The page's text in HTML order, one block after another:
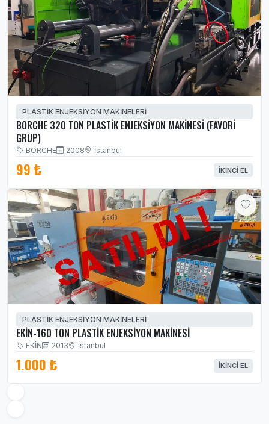
PLASTİK ENJEKSİYON MAKİNELERİ
BORCHE 320 TON PLASTİK ENJEKSİYON MAKİNESİ (FAVORİ
GRUP)
BORCHE 2008 İstanbul
99 ₺ İKINCI EL
PLASTİK ENJEKSİYON MAKİNELERİ
EKİN-160 TON PLASTİK ENJEKSİYON MAKİNESİ
EKİN 2013 İstanbul
1.000 ₺ İKINCI EL